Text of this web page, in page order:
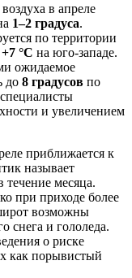
в апреле
1–2 градуса.
по территории
+7 °C на юго-западе.
ожидаемое
до 8 градусов по
и увеличением
приближается к
называет
течение месяца.
при приходе более
возможны
снега и гололеда.
о риске
как порывистый